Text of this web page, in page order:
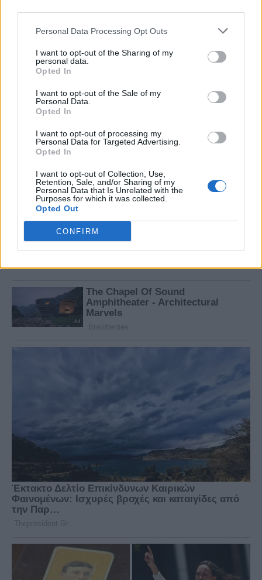
Personal Data Processing Opt Outs
I want to opt-out of the Sharing of my
personal data.
Opted In
I want to opt-out of the Sale of my
Personal Data.
Opted In
I want to opt-out of processing my
Personal Data for Targeted Advertising.
Opted In
I want to opt-out of Collection, Use,
Retention, Sale, and/or Sharing of my
Personal Data that Is Unrelated with the
Purposes for which it was collected.
Opted Out
CONFIRM